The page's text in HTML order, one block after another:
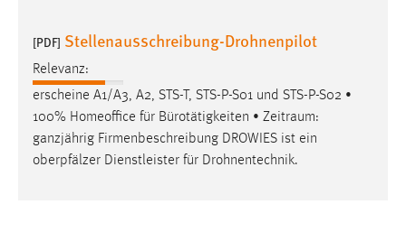
[PDF] Stellenausschreibung-Drohnenpilot
Relevanz:
erscheine A1/A3, A2, STS-T, STS-P-S01 und STS-P-S02 •
100% Homeoffice für Bürotätigkeiten • Zeitraum:
ganzjährig Firmenbeschreibung DROWIES ist ein
oberpfälzer Dienstleister für Drohnentechnik.